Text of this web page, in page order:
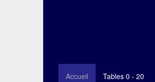
Accueil Tables 0 - 20